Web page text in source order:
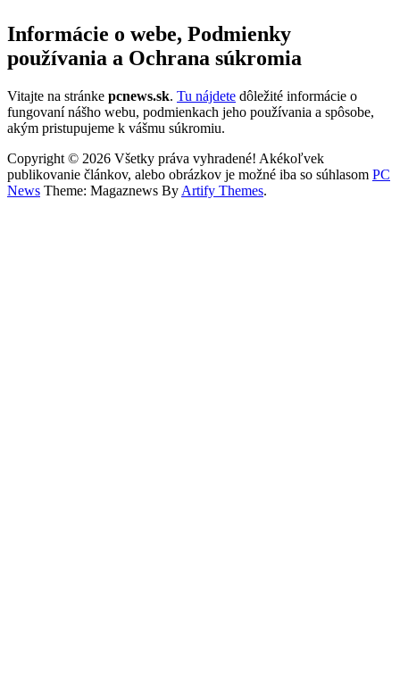
Informácie o webe, Podmienky
používania a Ochrana súkromia
Vitajte na stránke pcnews.sk. Tu nájdete dôležité informácie o
fungovaní nášho webu, podmienkach jeho používania a spôsobe,
akým pristupujeme k vášmu súkromiu.
Copyright © 2026 Všetky práva vyhradené! Akékoľvek
publikovanie článkov, alebo obrázkov je možné iba so súhlasom PC
News Theme: Magaznews By Artify Themes.